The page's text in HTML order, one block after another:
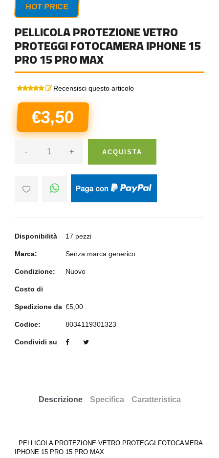
HOT PRICE
PELLICOLA PROTEZIONE VETRO
PROTEGGI FOTOCAMERA IPHONE 15
PRO 15 PRO MAX
Recensisci questo articolo
€3,50
- + ACQUISTA
Disponibilità 17 pezzi
Marca: Senza marca generico
Condizione: Nuovo
Costo di
Spedizione da €5,00
Codice: 8034119301323
Condividi su
Descrizione Specifica Caratteristica
PELLICOLA PROTEZIONE VETRO PROTEGGI FOTOCAMERA
IPHONE 15 PRO 15 PRO MAX